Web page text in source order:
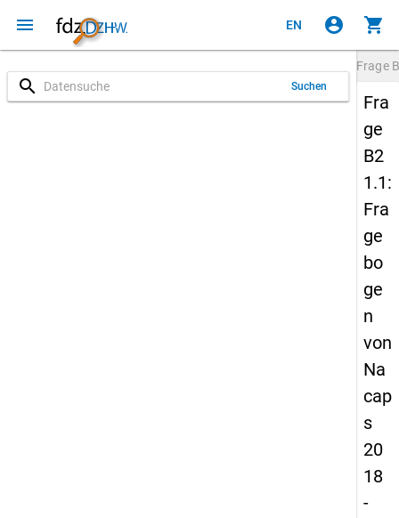
menu EN account_circle shopping_cart
search Suchen
Frage
Fra
ge
B2
1.1:
Fra
ge
bo
ge
n
von
Na
cap
s
20
18
-